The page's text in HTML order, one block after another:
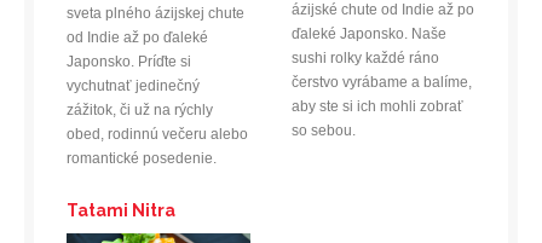
sveta plného ázijskej chute
od Indie až po ďaleké
Japonsko. Príďte si
vychutnať jedinečný
zážitok, či už na rýchly
obed, rodinnú večeru alebo
romantické posedenie.
ázijské chute od Indie až po
ďaleké Japonsko. Naše
sushi rolky každé ráno
čerstvo vyrábame a balíme,
aby ste si ich mohli zobrať
so sebou.
Tatami Nitra